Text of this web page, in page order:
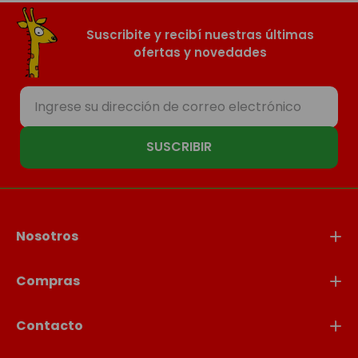
Suscribite y recibí nuestras últimas
ofertas y novedades
SUSCRIBIR
Nosotros
Compras
Contacto